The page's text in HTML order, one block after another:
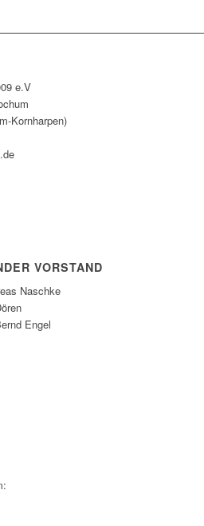
e.V
Kornharpen)
VORSTAND
Naschke
Engel